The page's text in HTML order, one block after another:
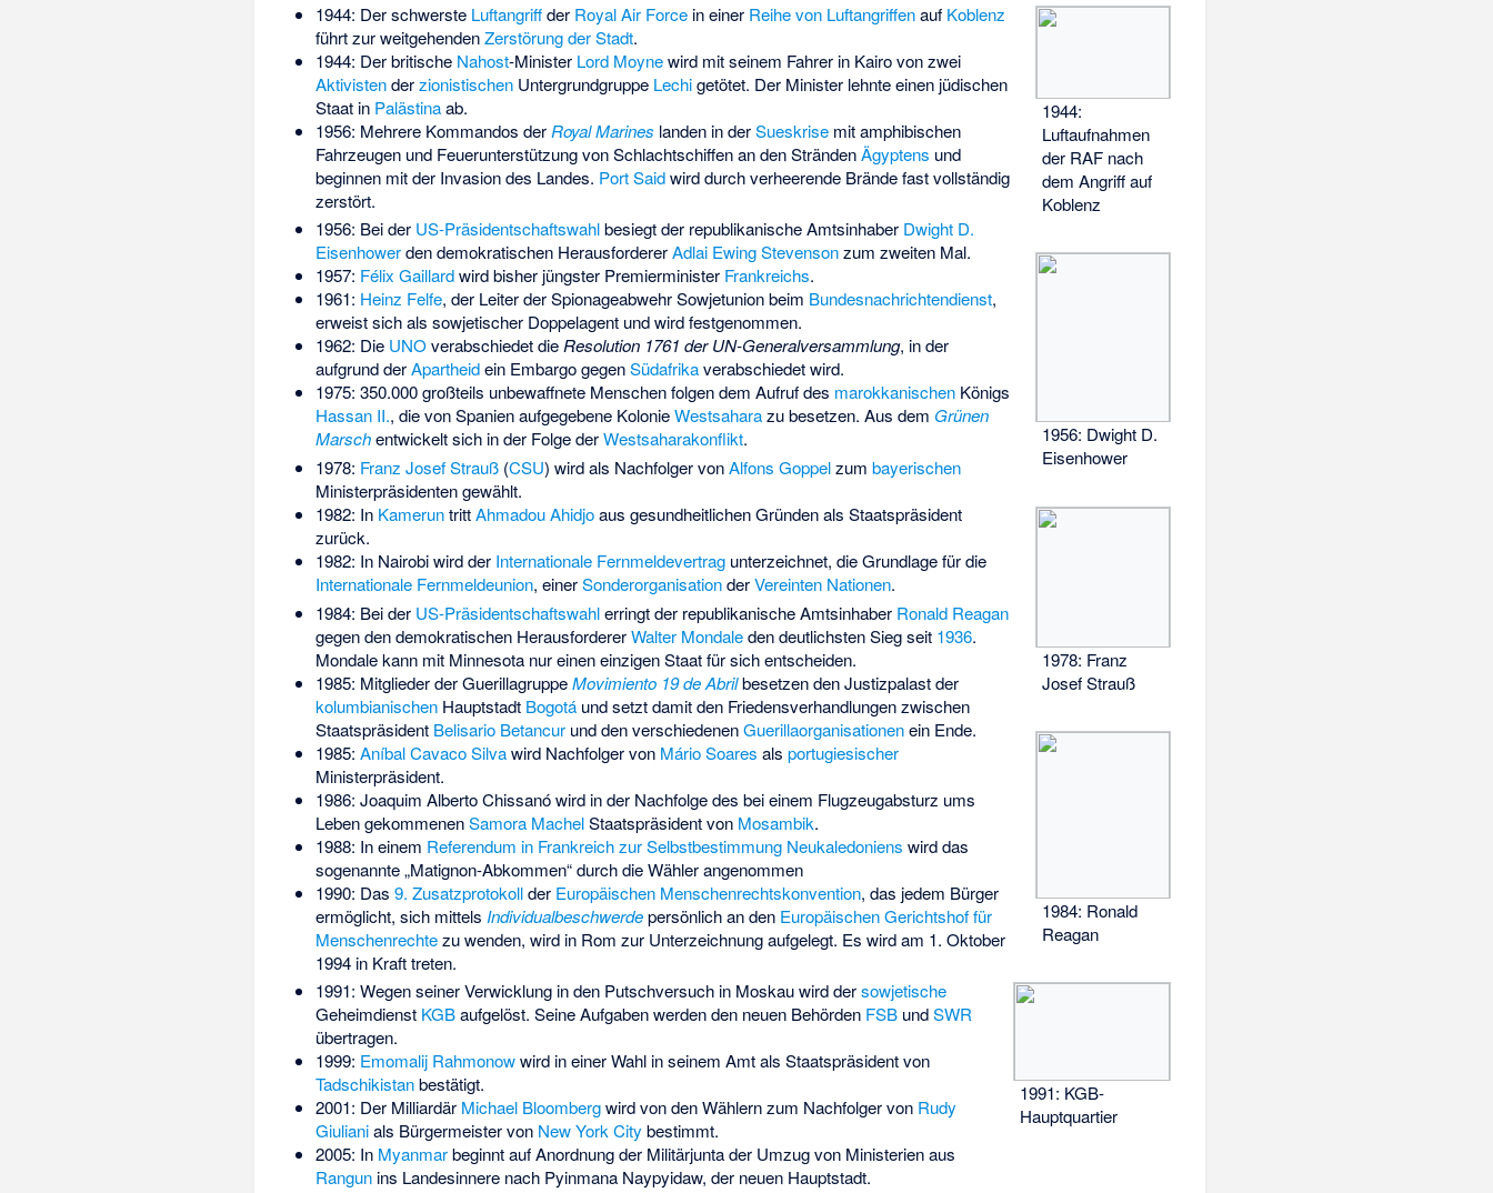
1944:
Luftaufnahmen
der RAF nach
dem Angriff auf
Koblenz
1944: Der schwerste Luftangriffder Royal Air Forcein einer Reihe von Luftangriffenauf Koblenz
führt zur weitgehendenZerstörung der Stadt.
1944: Der britische Nahost-Minister Lord Moynewird mit seinem Fahrer in Kairo von zwei
AktivistenderzionistischenUntergrundgruppe Lechigetötet. Der Minister lehnte einen jüdischen
Staat in Palästinaab.
1956: Mehrere Kommandos der Royal Marines landen in derSueskrisemit amphibischen
Fahrzeugen und Feuerunterstützung von Schlachtschiffen an den SträndenÄgyptens und
beginnen mit der Invasion des Landes. Port Saidwird durch verheerende Brände fast vollständig
zerstört.
1956: Dwight D.
Eisenhower
1956: Bei der US-Präsidentschaftswahlbesiegt der republikanische Amtsinhaber Dwight D.
Eisenhowerden demokratischen HerausfordererAdlai Ewing Stevensonzum zweiten Mal.
1957: Félix Gaillardwird bisher jüngster Premierminister Frankreichs.
1961: Heinz Felfe, der Leiter der Spionageabwehr Sowjetunion beim Bundesnachrichtendienst,
erweist sich als sowjetischer Doppelagent und wird festgenommen.
1962: Die UNOverabschiedet dieResolution 1761 der UN-Generalversammlung, in der
aufgrund derApartheidein Embargo gegenSüdafrikaverabschiedet wird.
1975: 350.000 großteils unbewaffnete Menschen folgen dem Aufruf des marokkanischenKönigs
Hassan II., die von Spanien aufgegebene KolonieWestsaharazu besetzen. Aus dem Grünen
Marschentwickelt sich in der Folge derWestsaharakonflikt.
1978: Franz
Josef Strauß
1978: Franz Josef Strauß(CSU) wird als Nachfolger vonAlfons Goppelzum bayerischen
Ministerpräsidenten gewählt.
1982: In KameruntrittAhmadou Ahidjoaus gesundheitlichen Gründen als Staatspräsident
zurück.
1982: In Nairobi wird der Internationale Fernmeldevertragunterzeichnet, die Grundlage für die
Internationale Fernmeldeunion, einerSonderorganisationderVereinten Nationen.
1984: Ronald
Reagan
1984: Bei der US-Präsidentschaftswahlerringt der republikanische Amtsinhaber Ronald Reagan
gegen den demokratischen HerausfordererWalter Mondaleden deutlichsten Sieg seit 1936.
Mondale kann mit Minnesota nur einen einzigen Staat für sich entscheiden.
1985: Mitglieder der GuerillagruppeMovimiento 19 de Abrilbesetzen den Justizpalast der
kolumbianischenHauptstadt Bogotáund setzt damit den Friedensverhandlungen zwischen
Staatspräsident Belisario Betancurund den verschiedenenGuerillaorganisationenein Ende.
1985: Aníbal Cavaco Silvawird Nachfolger von Mário Soares als portugiesischer
Ministerpräsident.
1986: Joaquim Alberto Chissanówird in der Nachfolge des bei einem Flugzeugabsturz ums
Leben gekommenenSamora MachelStaatspräsident von Mosambik.
1988: In einem Referendum in Frankreich zur Selbstbestimmung Neukaledoniens wird das
sogenannte „Matignon-Abkommen“ durch die Wähler angenommen
1990: Das 9. Zusatzprotokollder Europäischen Menschenrechtskonvention, das jedem Bürger
ermöglicht, sich mittels Individualbeschwerdepersönlich an den Europäischen Gerichtshof für
Menschenrechtezu wenden, wird in Rom zur Unterzeichnung aufgelegt. Es wird am 1. Oktober
1994 in Kraft treten.
1991: KGB-
Hauptquartier
1991: Wegen seiner Verwicklung in den Putschversuch in Moskauwird dersowjetische
Geheimdienst KGBaufgelöst. Seine Aufgaben werden den neuen Behörden FSBundSWR
übertragen.
1999: Emomalij Rahmonowwird in einer Wahl in seinem Amt als Staatspräsident von
Tadschikistanbestätigt.
2001: Der Milliardär Michael Bloombergwird von den Wählern zum Nachfolger von Rudy
Giulianials Bürgermeister von New York City bestimmt.
2005: In Myanmarbeginnt auf Anordnung der Militärjunta der Umzug von Ministerien aus
Rangunins Landesinnere nach Pyinmana Naypyidaw, der neuen Hauptstadt.